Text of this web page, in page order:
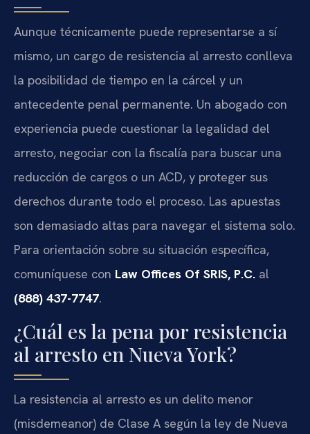
Aunque técnicamente puede representarse a sí
mismo, un cargo de resistencia al arresto conlleva
la posibilidad de tiempo en la cárcel y un
antecedente penal permanente. Un abogado con
experiencia puede cuestionar la legalidad del
arresto, negociar con la fiscalía para buscar una
reducción de cargos o un ACD, y proteger sus
derechos durante todo el proceso. Las apuestas
son demasiado altas para navegar el sistema solo.
Para orientación sobre su situación específica,
comuníquese con Law Offices Of SRIS, P.C. al
(888) 437-7747.
¿Cuál es la pena por resistencia
al arresto en Nueva York?
La resistencia al arresto es un delito menor
(misdemeanor) de Clase A según la ley de Nueva